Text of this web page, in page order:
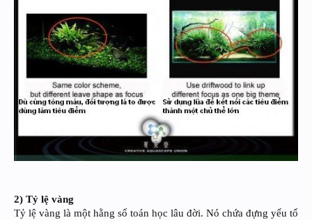
2) Tỷ lệ vàng
Tỷ lệ vàng là một hằng số toán học lâu đời. Nó chứa đựng yếu tố